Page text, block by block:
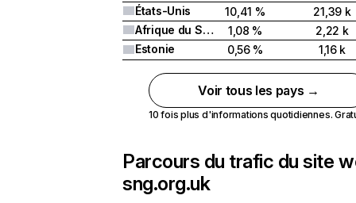
États-Unis
10,41 %
21,39 k
Afrique du Sud
1,08 %
2,22 k
Estonie
0,56 % 1,16 k
Voir tous les pays →
10 fois plus d'informations quotidiennes.
Parcours du trafic du site
sng.org.uk